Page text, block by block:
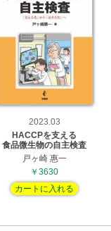
2023.03
HACCPを支える
食品微生物の自主検査
戸ヶ崎 惠一
￥3630
カートに入れる